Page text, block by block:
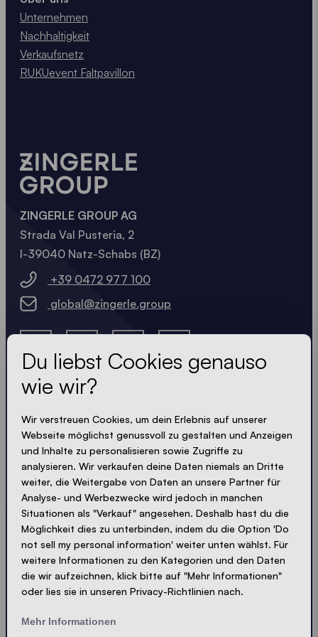
Auflagefläche vergrößert. Für die kleinen Größen
unserer Faltpavillons kann auch das 10 kg Gewicht
verwendet werden. Folge dem nachstehendem Link
um alle Details über die Befestigungsmöglichkeiten
Lass dir nichts entgehen
Immer up-to-date. Kein Spam! Wir halten uns kurz.
Knackig und kompakt - wie unsere Zelte.
PRIVACY AKZEPTIEREN
LOADING - LOADING - LOADING - LOADING -
Unternehmen
Nachhaltigkeit
Verkaufsnetz
RUKUevent Faltpavillon
ZINGERLE GROUP AG
Strada Val Pusteria, 2
I-39040 Natz-Schabs (BZ)
+39 0472 977 100
global@zingerle.group
Du liebst Cookies genauso
wie wir?
Wir verstreuen Cookies, um dein Erlebnis auf unserer
Webseite möglichst genussvoll zu gestalten und Anzeigen
und Inhalte zu personalisieren sowie Zugriffe zu
analysieren. Wir verkaufen deine Daten niemals an Dritte
weiter, die Weitergabe von Daten an unsere Partner für
Analyse- und Werbezwecke wird jedoch in manchen
Situationen als "Verkauf" angesehen. Deshalb hast du die
Möglichkeit dies zu unterbinden, indem du die Option 'Do
not sell my personal information' weiter unten wählst. Für
weitere Informationen zu den Kategorien und den Daten
die wir aufzeichnen, klick bitte auf "Mehr Informationen"
oder lies sie in unseren Privacy-Richtlinien nach.
Mehr Informationen